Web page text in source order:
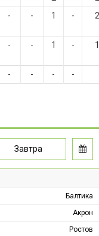
- - 1 -
- - 1 -
- - - -
Завтра
Балтика
Акрон
Ростов